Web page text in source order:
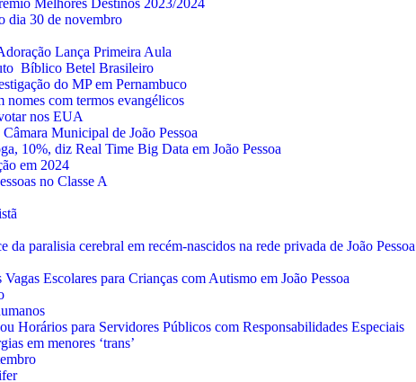
Melhores Destinos 2023/2024
dia 30 de novembro
Lança Primeira Aula
Bíblico Betel Brasileiro
do MP em Pernambuco
nomes com termos evangélicos
nos EUA
Municipal de João Pessoa
10%, diz Real Time Big Data em João Pessoa
em 2024
no Classe A
paralisia cerebral em recém-nascidos na rede privada de João Pessoa
Escolares para Crianças com Autismo em João Pessoa
para Servidores Públicos com Responsabilidades Especiais
em menores ‘trans’